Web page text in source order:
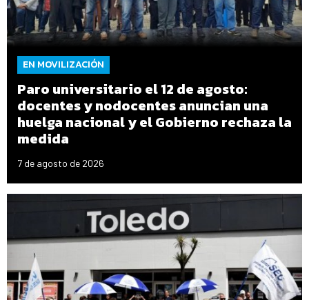
EN MOVILIZACIÓN
Paro universitario el 12 de agosto:
docentes y nodocentes anuncian una
huelga nacional y el Gobierno rechaza la
medida
7 de agosto de 2026